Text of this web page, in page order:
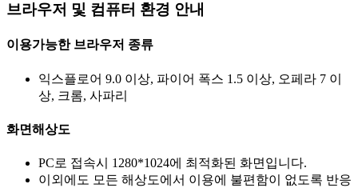
브라우저 및 컴퓨터 환경 안내
이용가능한 브라우저 종류
익스플로어 9.0 이상, 파이어 폭스 1.5 이상, 오페라 7 이
상, 크롬, 사파리
화면해상도
PC로 접속시 1280*1024에 최적화된 화면입니다.
이외에도 모든 해상도에서 이용에 불편함이 없도록 반응